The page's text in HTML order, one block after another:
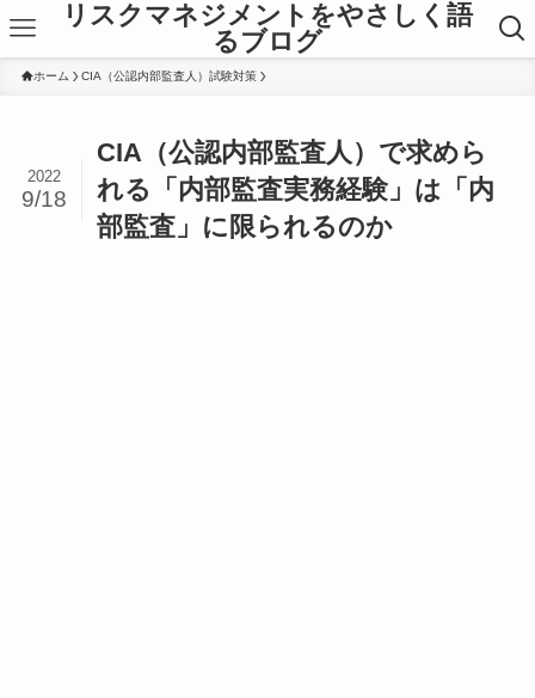
リスクマネジメントをやさしく語
るブログ
ホーム CIA（公認内部監査人）試験対策
CIA（公認内部監査人）で求めら
れる「内部監査実務経験」は「内
部監査」に限られるのか
2022
9/18